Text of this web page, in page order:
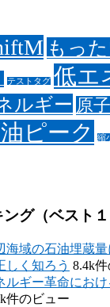
もっ
テストタグ 低エ
ルギー 原
ピーク 縮
グ（ベスト１
海域の石油埋蔵
しく知ろう 8.4k
ルギー革命にお
件のビュー